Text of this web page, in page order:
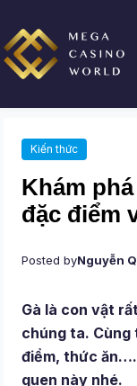
đến
phần
nội
dung
Kiến thức
Khám
đặc điểm
Posted byNguyễn
Gà là con vật
chúng ta. Cùng
điểm, thức
quen này nhé.